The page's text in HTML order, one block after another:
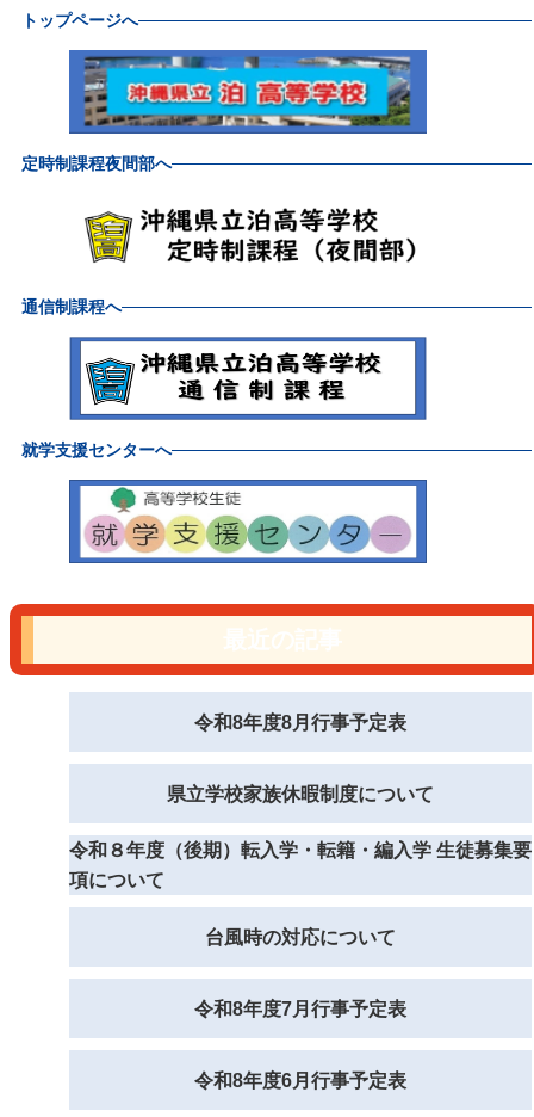
トップページへ
定時制課程夜間部へ
通信制課程へ
就学支援センターへ
令和8年度8月行事予定表
県立学校家族休暇制度について
令和８年度（後期）転入学・転籍・編入学 生徒募集要
項について
台風時の対応について
令和8年度7月行事予定表
令和8年度6月行事予定表